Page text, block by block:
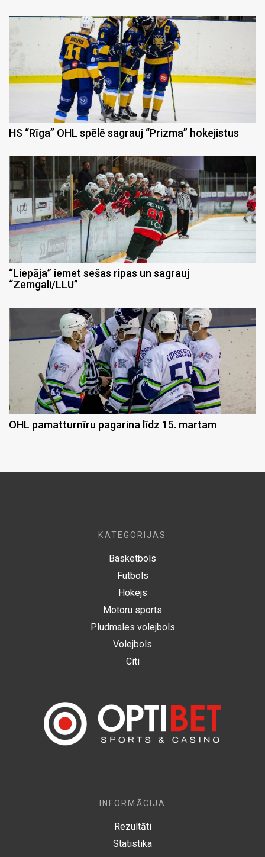
HS “Rīga” OHL spēlē sagrauj “Prizma” hokejistus
“Liepāja” iemet sešas ripas un sagrauj
“Zemgali/LLU”
OHL pamatturnīru pagarina līdz 15. martam
KATEGORIJAS
Basketbols
Futbols
Hokejs
Motoru sports
Pludmales volejbols
Volejbols
Citi
INFORMĀCIJA
Rezultāti
Statistika